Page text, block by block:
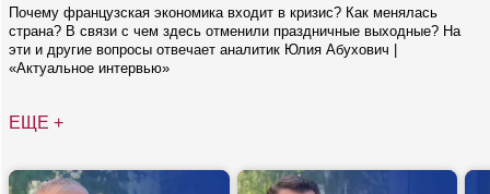
Почему французская экономика входит в кризис? Как менялась
страна? В связи с чем здесь отменили праздничные выходные? На
эти и другие вопросы отвечает аналитик Юлия Абухович |
«Актуальное интервью»
ЕЩЕ +